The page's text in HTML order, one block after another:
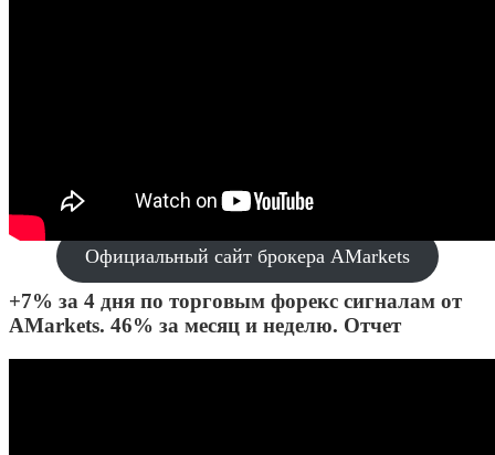
Официальный сайт брокера AMarkets
+7% за 4 дня по торговым форекс сигналам от
AMarkets. 46% за месяц и неделю. Отчет